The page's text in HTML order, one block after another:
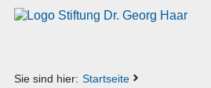
Sie sind hier: Startseite